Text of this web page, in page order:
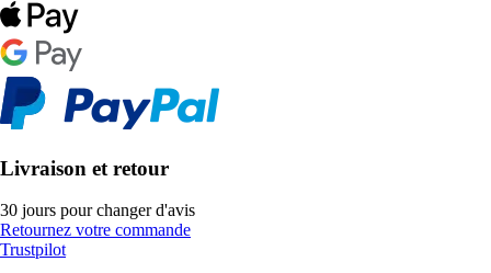
Livraison et retour
30 jours pour changer d'avis
Retournez votre commande
Trustpilot